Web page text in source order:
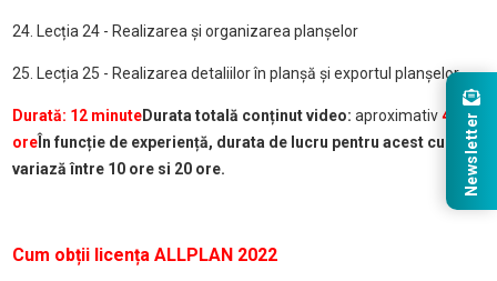
24. Lecția 24 - Realizarea și organizarea planșelor
25. Lecția 25 - Realizarea detaliilor în planșă și exportul planșelor
Durată: 12 minuteDurata totală conținut video: aproximativ4
oreÎn funcție de experiență, durata de lucru pentru acest curs
variază între 10 ore si 20 ore.
Cum obții licența ALLPLAN 2022
Newsletter